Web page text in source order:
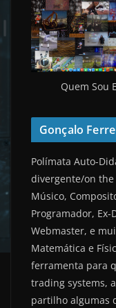
Quem Sou
Gonçalo
Polímata Auto-
divergente/on the
Músico,
Programador, Ex-
Webmaster, e
Matemática e
ferramenta para
trading systems,
partilho algumas